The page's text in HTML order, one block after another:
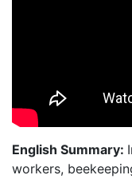
English Summary:
workers,